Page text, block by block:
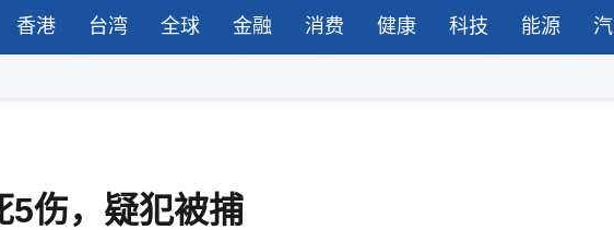
香港 台湾 全球 金融 消费 健康 科技 能源
5伤，疑犯被捕